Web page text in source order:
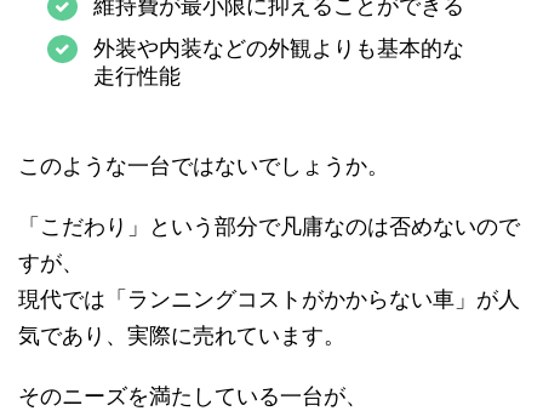
維持費が最小限に抑えることができる
外装や内装などの外観よりも基本的な
走行性能
このような一台ではないでしょうか。
「こだわり」という部分で凡庸なのは否めないので
すが、
現代では「ランニングコストがかからない車」が人
気であり、実際に売れています。
そのニーズを満たしている一台が、